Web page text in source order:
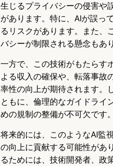
生じるプライバシーの侵害や
があります。特に、AIが誤っ
るリスクがあります。また、
バシーが制限される懸念もあ
一方で、この技術がもたらす
よる収入の確保や、転落事故
率性の向上が期待されます。
ともに、倫理的なガイドライ
めの規制の整備が不可欠です。
将来的には、このようなAI監
の向上に貢献する可能性があ
るためには、技術開発者、政